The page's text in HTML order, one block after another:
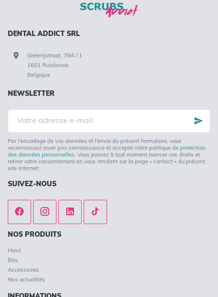
NEWSLETTER
Votre
adresse
mail
Par l'encodage de vos données et l'envoi du présent formulaire, vous
reconnaissez avoir pris connaissance et accepté notre politique de protection
des données personnelles. Vous pouvez à tout moment exercer vos droits et
retirer votre consentement en vous rendant sur la page « contact » du présent
site internet.
SUIVEZ-NOUS
DENTAL ADDICT SRL
Gieterijstraat, 39A / 1
1601 Ruisbroek
Belgique
NOS PRODUITS
Haut
Bas
Accessoires
Nos actualités